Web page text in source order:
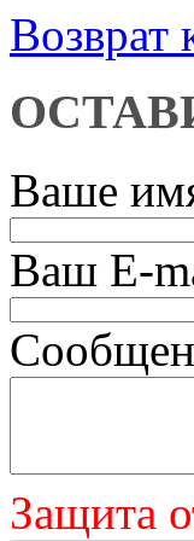
Возврат
Ваше
Ваш E-
Защита